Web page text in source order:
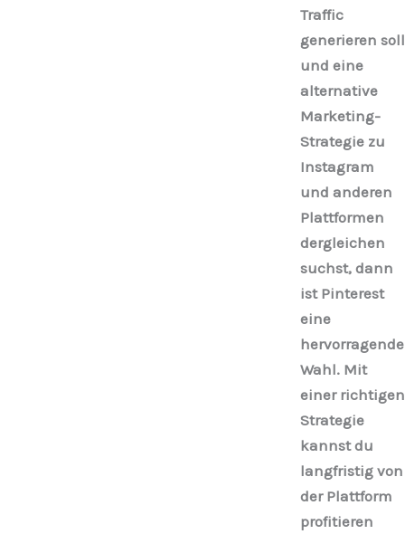
Traffic
generieren soll
und eine
alternative
Marketing-
Strategie zu
Instagram
und anderen
Plattformen
dergleichen
suchst, dann
ist Pinterest
eine
hervorragende
Wahl. Mit
einer richtigen
Strategie
kannst du
langfristig von
der Plattform
profitieren